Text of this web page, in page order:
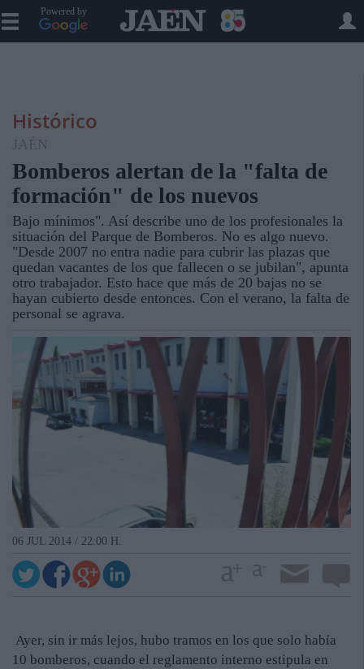
Powered by
Histórico
JAÉN
Bomberos alertan de la "falta de
formación" de los nuevos
Bajo mínimos". Así describe uno de los profesionales la
situación del Parque de Bomberos. No es algo nuevo.
"Desde 2007 no entra nadie para cubrir las plazas que
quedan vacantes de los que fallecen o se jubilan", apunta
otro trabajador. Esto hace que más de 20 bajas no se
hayan cubierto desde entonces. Con el verano, la falta de
personal se agrava.
06 JUL 2014 / 22:00 H.
Ayer, sin ir más lejos, hubo tramos en los que solo había
10 bomberos, cuando el reglamento interno estipula en